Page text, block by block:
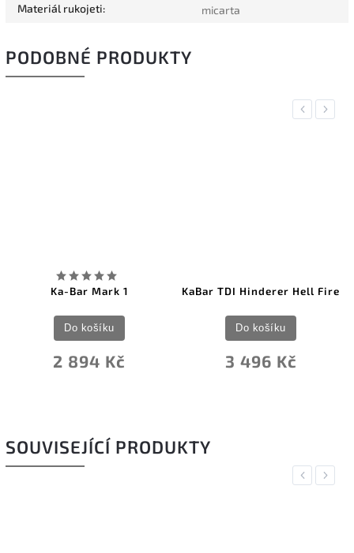
Materiál rukojeti: micarta
PODOBNÉ PRODUKTY
Previous
KaBar TDI Hinderer Hell Fire
3 496 Kč
Do košíku
Becker Becker
1 869 Kč
Do košíku
Next
SOUVISEJÍCÍ PRODUKTY
Previous
Next